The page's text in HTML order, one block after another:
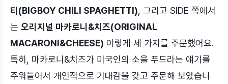
티(BIGBOY CHILI SPAGHETTI) , 그리고 SIDE 쪽에서
는 오리지널 마카로니&치즈(ORIGINAL
MACARONI&CHEESE) 이렇게 세 가지를 주문했어요.
특히, 마카로니&치즈가 미국인의 소울 푸드라는 얘기를
주워들어서 개인적으로 기대감을 갖고 주문해 보았습니